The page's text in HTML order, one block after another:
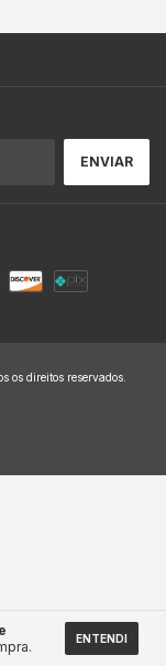
ENTENDI
os direitos reservados.